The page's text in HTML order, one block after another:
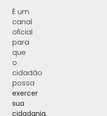
É um
canal
oficial
para
que
o
cidadão
possa
exercer
sua
cidadania,